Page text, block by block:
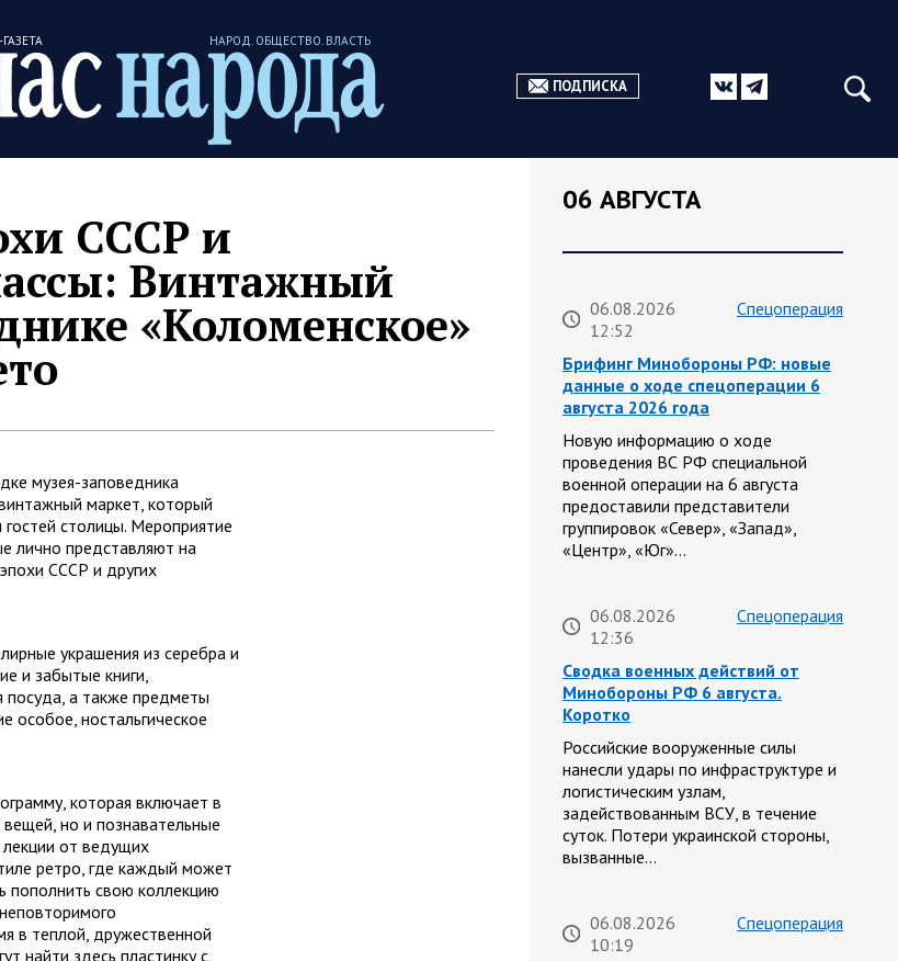
НАРОД. ОБЩЕСТВО. ВЛАСТЬ
ПОДПИСКА
СССР и
Винтажный
«Коломенское»
музея-заповедника
маркет, который
столицы. Мероприятие
лично представляют на
СССР и других
украшения из серебра и
и забытые книги,
а также предметы
особое, ностальгическое
которая включает в
но и познавательные
лекции от ведущих
ретро, где каждый может
пополнить свою коллекцию
в теплой, дружественной
найти здесь пластинку с
06 АВГУСТА
06.08.2026
12:52
Спецоперация
Брифинг Минобороны РФ: новые
данные о ходе спецоперации 6
августа 2026 года
Новую информацию о ходе
проведения ВС РФ специальной
военной операции на 6 августа
предоставили представители
группировок «Север», «Запад»,
«Центр», «Юг»…
06.08.2026
12:36
Спецоперация
Сводка военных действий от
Минобороны РФ 6 августа.
Коротко
Российские вооруженные силы
нанесли удары по инфраструктуре и
логистическим узлам,
задействованным ВСУ, в течение
суток. Потери украинской стороны,
вызванные…
06.08.2026
10:19
Спецоперация